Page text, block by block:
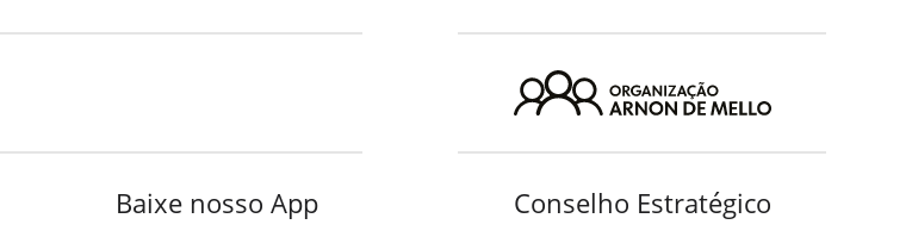
Baixe nosso App Conselho Estratégico